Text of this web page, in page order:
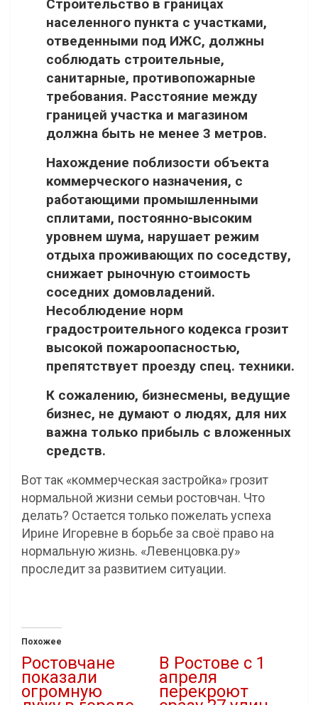
Строительство в границах
населенного пункта с участками,
отведенными под ИЖС, должны
соблюдать строительные,
санитарные, противопожарные
требования. Расстояние между
границей участка и магазином
должна быть не менее 3 метров.
Нахождение поблизости объекта
коммерческого назначения, с
работающими промышленными
сплитами, постоянно-высоким
уровнем шума, нарушает режим
отдыха проживающих по соседству,
снижает рыночную стоимость
соседних домовладений.
Несоблюдение норм
градостроительного кодекса грозит
высокой пожароопасностью,
препятствует проезду спец. техники.
К сожалению, бизнесмены, ведущие
бизнес, не думают о людях, для них
важна только прибыль с вложенных
средств.
Вот так «коммерческая застройка» грозит
нормальной жизни семьи ростовчан. Что
делать? Остается только пожелать успеха
Ирине Игоревне в борьбе за своё право на
нормальную жизнь. «Левенцовка.ру»
проследит за развитием ситуации.
Похожее
Ростовчане
показали
огромную
В Ростове с 1
апреля
перекроют